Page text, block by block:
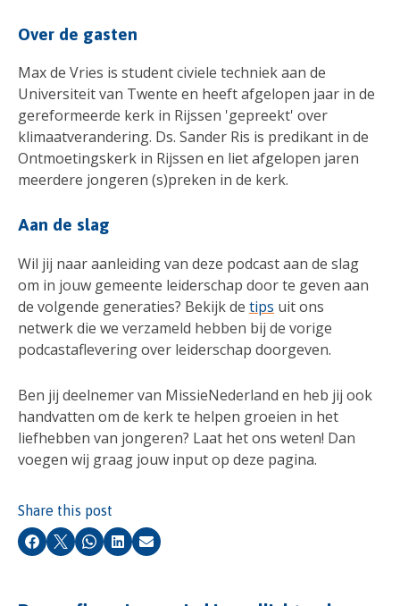
Over de gasten
Max de Vries is student civiele techniek aan de
Universiteit van Twente en heeft afgelopen jaar in de
gereformeerde kerk in Rijssen 'gepreekt' over
klimaatverandering. Ds. Sander Ris is predikant in de
Ontmoetingskerk in Rijssen en liet afgelopen jaren
meerdere jongeren (s)preken in de kerk.
Aan de slag
Wil jij naar aanleiding van deze podcast aan de slag
om in jouw gemeente leiderschap door te geven aan
de volgende generaties? Bekijk de tips uit ons
netwerk die we verzameld hebben bij de vorige
podcastaflevering over leiderschap doorgeven.
Ben jij deelnemer van MissieNederland en heb jij ook
handvatten om de kerk te helpen groeien in het
liefhebben van jongeren? Laat het ons weten! Dan
voegen wij graag jouw input op deze pagina.
Share this post
Facebook
X Whatsapp
LinkedIn
Email